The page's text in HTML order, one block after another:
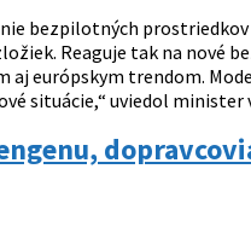
bezpilotných
Reaguje tak na nové
aj európskym trendom.
situácie,“ uviedol minister